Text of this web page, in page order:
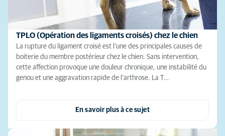
TPLO (Opération des ligaments croisés) chez le chien
La rupture du ligament croisé est l’une des principales causes de
boiterie du membre postérieur chez le chien. Sans intervention,
cette affection provoque une douleur chronique, une instabilité du
genou et une aggravation rapide de l’arthrose. La T…
En savoir plus à ce sujet